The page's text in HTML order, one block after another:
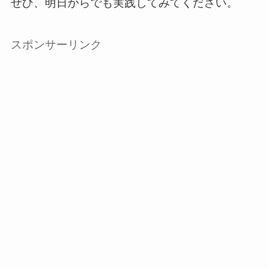
ぜひ、明日からでも実践してみてください。
スポンサーリンク